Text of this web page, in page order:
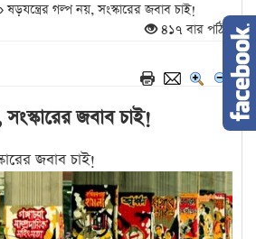
ষড়যন্ত্রের গল্প নয়, সংস্কারের জবাব চাই!
৪১৭ বার পঠিত
জবাব চাই!
জবাব চাই!